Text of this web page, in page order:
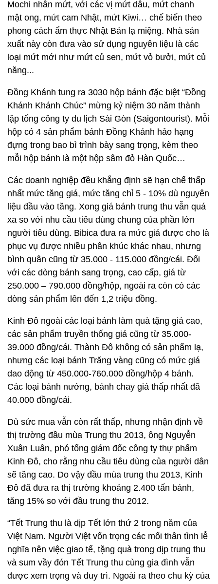
Mochi nhân mứt, với các vị mứt dâu, mứt chanh
mật ong, mứt cam Nhật, mứt Kiwi… chế biến theo
phong cách ẩm thực Nhật Bản lạ miệng. Nhà sản
xuất này còn đưa vào sử dụng nguyên liệu là các
loại mứt mới như mứt củ sen, mứt vỏ bưởi, mứt củ
năng...
Đồng Khánh tung ra 3030 hộp bánh đặc biệt “Đồng
Khánh Khánh Chúc” mừng kỷ niệm 30 năm thành
lập tổng công ty du lịch Sài Gòn (Saigontourist). Mỗi
hộp có 4 sản phẩm bánh Đồng Khánh hảo hạng
đựng trong bao bì trình bày sang trọng, kèm theo
mỗi hộp bánh là một hộp sâm đỏ Hàn Quốc…
Các doanh nghiệp đều khẳng định sẽ hạn chế thấp
nhất mức tăng giá, mức tăng chỉ 5 - 10% dù nguyên
liệu đầu vào tăng. Xong giá bánh trung thu vẫn quá
xa so với nhu cầu tiêu dùng chung của phần lớn
người tiêu dùng. Bibica đưa ra mức giá được cho là
phục vụ được nhiều phân khúc khác nhau, nhưng
bình quân cũng từ 35.000 - 115.000 đồng/cái. Đối
với các dòng bánh sang trọng, cao cấp, giá từ
250.000 – 790.000 đồng/hộp, ngoài ra còn có các
dòng sản phẩm lên đến 1,2 triệu đồng.
Kinh Đô ngoài các loại bánh làm quà tặng giá cao,
các sản phẩm truyền thống giá cũng từ 35.000-
39.000 đồng/cái. Thành Đô không có sản phẩm lạ,
nhưng các loại bánh Trăng vàng cũng có mức giá
dao động từ 450.000-760.000 đồng/hộp 4 bánh.
Các loại bánh nướng, bánh chay giá thấp nhất đã
40.000 đồng/cái.
Dù sức mua vẫn còn rất thấp, nhưng nhận định về
thị trường đầu mùa Trung thu 2013, ông Nguyễn
Xuân Luân, phó tổng giám đốc công ty thự phẩm
Kinh Đô, cho rằng nhu cầu tiêu dùng của người dân
sẽ tăng cao. Do vậy đầu mùa trung thu 2013, Kinh
Đô đã đưa ra thị trường khoảng 2.400 tấn bánh,
tăng 15% so với đầu trung thu 2012.
“Tết Trung thu là dịp Tết lớn thứ 2 trong năm của
Việt Nam. Người Việt vốn trọng các mối thân tình lễ
nghĩa nên việc giao tế, tặng quà trong dịp trung thu
và sum vầy đón Tết Trung thu cùng gia đình vẫn
được xem trọng và duy trì. Ngoài ra theo chu kỳ của